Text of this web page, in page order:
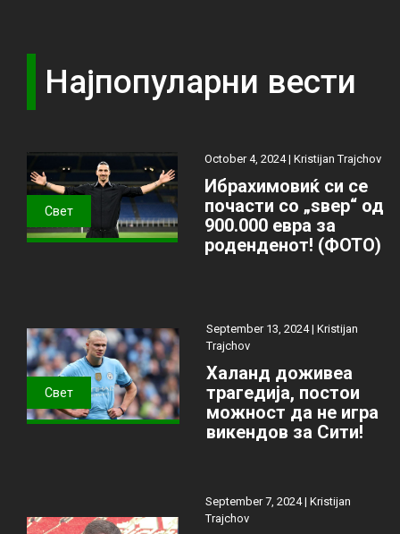
Најпопуларни вести
Свет
October 4, 2024 |Kristijan Trajchov
Ибрахимовиќ си се
почасти со „ѕвер“ од
900.000 евра за
роденденот! (ФОТО)
Свет
September 13, 2024 | Kristijan
Trajchov
Халанд доживеа
трагедија, постои
можност да не игра
викендов за Сити!
September 7, 2024 | Kristijan
Trajchov